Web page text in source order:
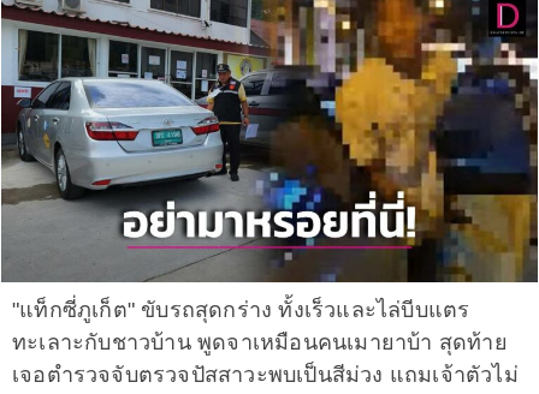
"แท็กซี่ภูเก็ต" ขับรถสุดกร่าง ทั้งเร็วและไล่บีบแตร
ทะเลาะกับชาวบ้าน พูดจาเหมือนคนเมายาบ้า สุดท้าย
เจอตำรวจจับตรวจปัสสาวะพบเป็นสีม่วง แถมเจ้าตัวไม่